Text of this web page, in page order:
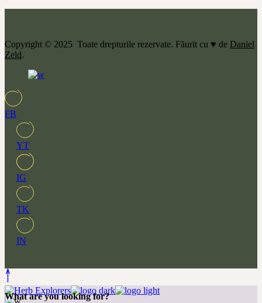
Copyright © 2025 Toate drepturile rezervate. Făurit cu ♥ de Daniel
Zeld.
FB
YT
IG
TK
IN
What are you looking for?